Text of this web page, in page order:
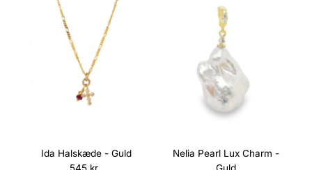
Ida Halskæde - Guld
Nelia Pearl Lux Charm -